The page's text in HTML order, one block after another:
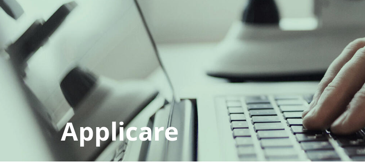
Applicare